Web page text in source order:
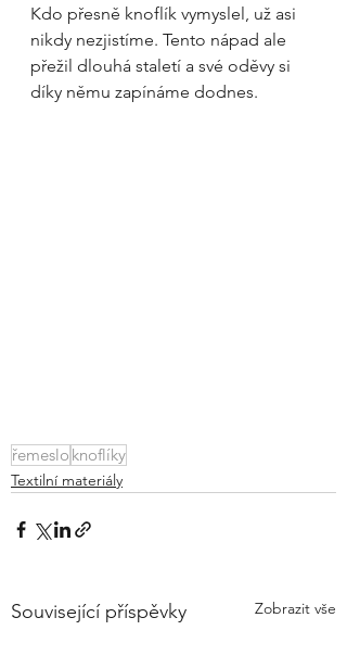
Kdo přesně knoflík vymyslel, už asi
nikdy nezjistíme. Tento nápad ale
přežil dlouhá staletí a své oděvy si
díky němu zapínáme dodnes.
řemeslo knoflíky
Textilní materiály
Související příspěvky Zobrazit vše